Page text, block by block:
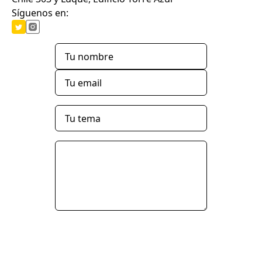
Síguenos en: